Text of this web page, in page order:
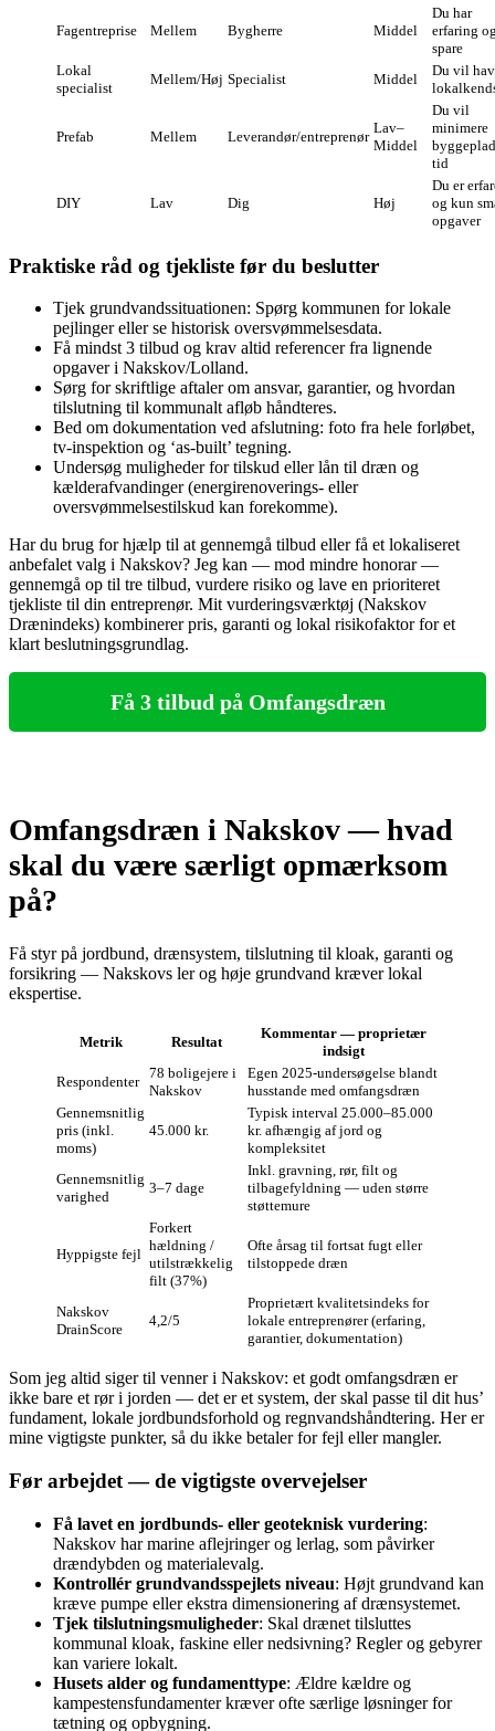
Fagentreprise Mellem Bygherre Middel
Du har
erfaring
spare
Lokal
specialist
Mellem/Høj Specialist Middel
Du vil
Prefab Mellem Leverandør/entreprenør
Lav–
Middel
Du vil
minimere
tid
DIY Lav Dig Høj
Du er
og kun
opgaver
Praktiske råd og tjekliste før du beslutter
Tjek grundvandssituationen: Spørg kommunen for lokale
pejlinger eller se historisk oversvømmelsesdata.
Få mindst 3 tilbud og krav altid referencer fra lignende
opgaver i Nakskov/Lolland.
Sørg for skriftlige aftaler om ansvar, garantier, og hvordan
tilslutning til kommunalt afløb håndteres.
Bed om dokumentation ved afslutning: foto fra hele forløbet,
tv‑inspektion og ‘as‑built’ tegning.
Undersøg muligheder for tilskud eller lån til dræn og
kælderafvandinger (energirenoverings- eller
oversvømmelsestilskud kan forekomme).
Har du brug for hjælp til at gennemgå tilbud eller få et lokaliseret
anbefalet valg i Nakskov? Jeg kan — mod mindre honorar —
gennemgå op til tre tilbud, vurdere risiko og lave en prioriteret
tjekliste til din entreprenør. Mit vurderingsværktøj (Nakskov
Drænindeks) kombinerer pris, garanti og lokal risikofaktor for et
klart beslutningsgrundlag.
Få 3 tilbud på Omfangsdræn
Omfangsdræn i Nakskov — hvad
skal du være særligt opmærksom
på?
Få styr på jordbund, drænsystem, tilslutning til kloak, garanti og
forsikring — Nakskovs ler og høje grundvand kræver lokal
ekspertise.
Metrik Resultat
Kommentar — proprietær
indsigt
Respondenter
78 boligejere i
Nakskov
Egen 2025‑undersøgelse blandt
husstande med omfangsdræn
Gennemsnitlig
pris (inkl.
moms)
45.000 kr.
Typisk interval 25.000–85.000
kr. afhængig af jord og
kompleksitet
Gennemsnitlig
varighed
3–7 dage
Inkl. gravning, rør, filt og
tilbagefyldning — uden større
støttemure
Hyppigste fejl
Forkert
hældning /
utilstrækkelig
filt (37%)
Ofte årsag til fortsat fugt eller
tilstoppede dræn
Nakskov
DrainScore
4,2/5
Proprietært kvalitetsindeks for
lokale entreprenører (erfaring,
garantier, dokumentation)
Som jeg altid siger til venner i Nakskov: et godt omfangsdræn er
ikke bare et rør i jorden — det er et system, der skal passe til dit hus’
fundament, lokale jordbundsforhold og regnvandshåndtering. Her er
mine vigtigste punkter, så du ikke betaler for fejl eller mangler.
Før arbejdet — de vigtigste overvejelser
Få lavet en jordbunds- eller geoteknisk vurdering:
Nakskov har marine aflejringer og lerlag, som påvirker
drændybden og materialevalg.
Kontrollér grundvandsspejlets niveau: Højt grundvand kan
kræve pumpe eller ekstra dimensionering af drænsystemet.
Tjek tilslutningsmuligheder: Skal drænet tilsluttes
kommunal kloak, faskine eller nedsivning? Regler og gebyrer
kan variere lokalt.
Husets alder og fundamenttype: Ældre kældre og
kampestensfundamenter kræver ofte særlige løsninger for
tætning og opbygning.